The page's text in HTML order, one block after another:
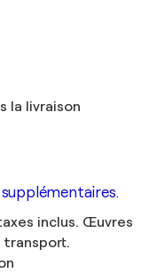
la livraison
inclus. Œuvres
transport.